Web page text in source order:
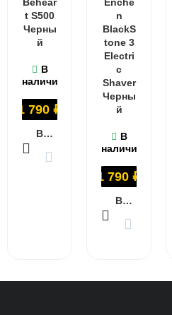
t S500
Черны
й
В
наличии
1 790 ₽
В КОРЗИНУ
n
BlackS
tone 3
Electri
c
Shaver
Черны
й
В
наличии
1 790 ₽
В КОРЗИНУ